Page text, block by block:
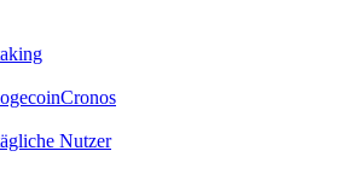
Cronos
Nutzer